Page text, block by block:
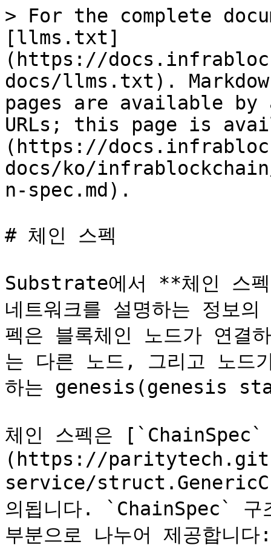
> For the complete
[llms.txt]
(https://
docs/llms.txt).
pages are available by
URLs; this page is
(https://
docs/ko/
n-spec.md).
# 체인 스펙
Substrate에서 **체인 스
네트워크를 설명하는 정보
펙은 블록체인 노드가 연결
는 다른 노드, 그리고 노드
하는 genesis(genesis
체인 스펙은 [`ChainSpec`
(https://
service/
의됩니다. `ChainSpec` 구
부분으로 나누어 제공합니다: